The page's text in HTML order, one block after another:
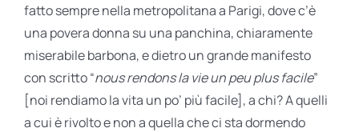
fatto sempre nella metropolitana a Parigi, dove c’è
una povera donna su una panchina, chiaramente
miserabile barbona, e dietro un grande manifesto
con scritto “nous rendons la vie un peu plus facile”
[noi rendiamo la vita un po’ più facile], a chi? A quelli
a cui è rivolto e non a quella che ci sta dormendo